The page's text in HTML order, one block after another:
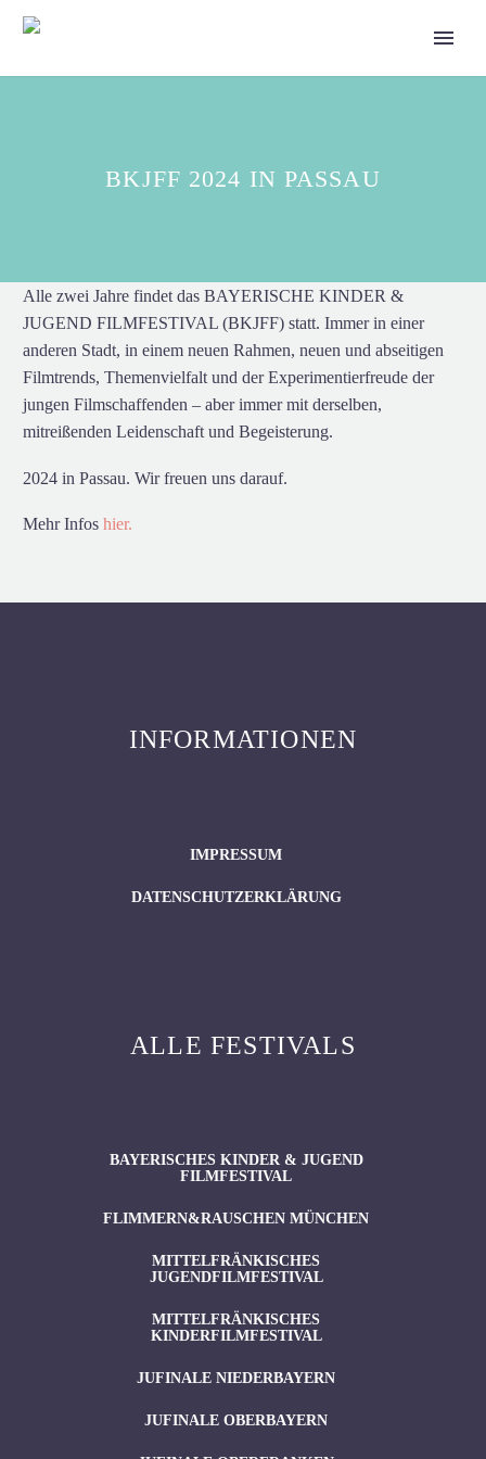
BKJFF 2024 IN PASSAU
Alle zwei Jahre findet das BAYERISCHE KINDER &
JUGEND FILMFESTIVAL (BKJFF) statt. Immer in einer
anderen Stadt, in einem neuen Rahmen, neuen und abseitigen
Filmtrends, Themenvielfalt und der Experimentierfreude der
jungen Filmschaffenden – aber immer mit derselben,
mitreißenden Leidenschaft und Begeisterung.
2024 in Passau. Wir freuen uns darauf.
Mehr Infos hier.
INFORMATIONEN
IMPRESSUM
DATENSCHUTZERKLÄRUNG
ALLE FESTIVALS
BAYERISCHES KINDER & JUGEND
FILMFESTIVAL
FLIMMERN&RAUSCHEN MÜNCHEN
MITTELFRÄNKISCHES
JUGENDFILMFESTIVAL
MITTELFRÄNKISCHES
KINDERFILMFESTIVAL
JUFINALE NIEDERBAYERN
JUFINALE OBERBAYERN